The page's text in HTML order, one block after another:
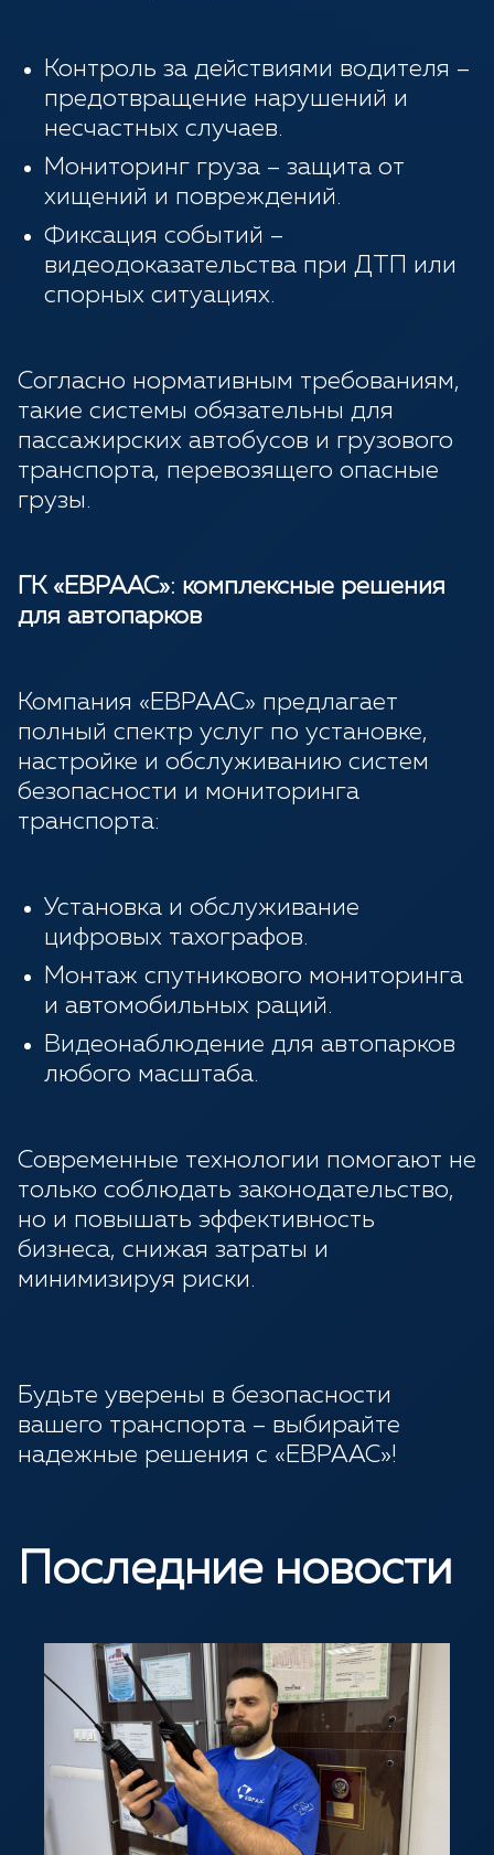
Контроль за действиями водителя –
предотвращение нарушений и
несчастных случаев.
Мониторинг груза – защита от
хищений и повреждений.
Фиксация событий –
видеодоказательства при ДТП или
спорных ситуациях.
Согласно нормативным требованиям,
такие системы обязательны для
пассажирских автобусов и грузового
транспорта, перевозящего опасные
грузы.
ГК «ЕВРААС»: комплексные решения
для автопарков
Компания «ЕВРААС» предлагает
полный спектр услуг по установке,
настройке и обслуживанию систем
безопасности и мониторинга
транспорта:
Установка и обслуживание
цифровых тахографов.
Монтаж спутникового мониторинга
и автомобильных раций.
Видеонаблюдение для автопарков
любого масштаба.
Современные технологии помогают не
только соблюдать законодательство,
но и повышать эффективность
бизнеса, снижая затраты и
минимизируя риски.
Будьте уверены в безопасности
вашего транспорта – выбирайте
надежные решения с «ЕВРААС»!
Последние новости